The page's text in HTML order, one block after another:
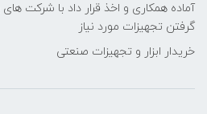
آماده همکاری و اخذ قرار داد با شرکت های
گرفتن تجهیزات مورد نیاز
خریدار ابزار و تجهیزات صنعتی